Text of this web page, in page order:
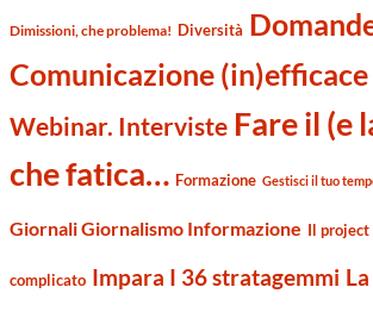
Dimissioni, che problema! Diversità
Comunicazione (in)efficace
Webinar. Interviste Fare il (e
che fatica… Formazione Gestisci il tuo
Giornali Giornalismo Informazione Il project
complicato Impara I 36 stratagemmi